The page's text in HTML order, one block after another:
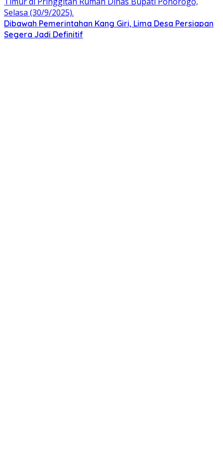
Dibawah Pemerintahan Kang Giri, Lima Desa Persiapan
Segera Jadi Definitif